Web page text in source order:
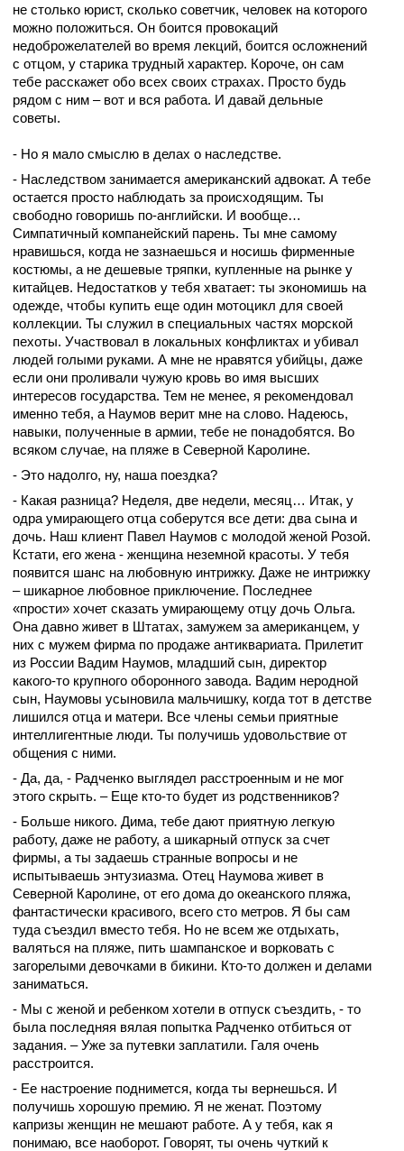
не столько юрист, сколько советчик, человек на которого
можно положиться. Он боится провокаций
недоброжелателей во время лекций, боится осложнений
с отцом, у старика трудный характер. Короче, он сам
тебе расскажет обо всех своих страхах. Просто будь
рядом с ним – вот и вся работа. И давай дельные
советы.
- Но я мало смыслю в делах о наследстве.
- Наследством занимается американский адвокат. А тебе
остается просто наблюдать за происходящим. Ты
свободно говоришь по-английски. И вообще…
Симпатичный компанейский парень. Ты мне самому
нравишься, когда не зазнаешься и носишь фирменные
костюмы, а не дешевые тряпки, купленные на рынке у
китайцев. Недостатков у тебя хватает: ты экономишь на
одежде, чтобы купить еще один мотоцикл для своей
коллекции. Ты служил в специальных частях морской
пехоты. Участвовал в локальных конфликтах и убивал
людей голыми руками. А мне не нравятся убийцы, даже
если они проливали чужую кровь во имя высших
интересов государства. Тем не менее, я рекомендовал
именно тебя, а Наумов верит мне на слово. Надеюсь,
навыки, полученные в армии, тебе не понадобятся. Во
всяком случае, на пляже в Северной Каролине.
- Это надолго, ну, наша поездка?
- Какая разница? Неделя, две недели, месяц… Итак, у
одра умирающего отца соберутся все дети: два сына и
дочь. Наш клиент Павел Наумов с молодой женой Розой.
Кстати, его жена - женщина неземной красоты. У тебя
появится шанс на любовную интрижку. Даже не интрижку
– шикарное любовное приключение. Последнее
«прости» хочет сказать умирающему отцу дочь Ольга.
Она давно живет в Штатах, замужем за американцем, у
них с мужем фирма по продаже антиквариата. Прилетит
из России Вадим Наумов, младший сын, директор
какого-то крупного оборонного завода. Вадим неродной
сын, Наумовы усыновила мальчишку, когда тот в детстве
лишился отца и матери. Все члены семьи приятные
интеллигентные люди. Ты получишь удовольствие от
общения с ними.
- Да, да, - Радченко выглядел расстроенным и не мог
этого скрыть. – Еще кто-то будет из родственников?
- Больше никого. Дима, тебе дают приятную легкую
работу, даже не работу, а шикарный отпуск за счет
фирмы, а ты задаешь странные вопросы и не
испытываешь энтузиазма. Отец Наумова живет в
Северной Каролине, от его дома до океанского пляжа,
фантастически красивого, всего сто метров. Я бы сам
туда съездил вместо тебя. Но не всем же отдыхать,
валяться на пляже, пить шампанское и ворковать с
загорелыми девочками в бикини. Кто-то должен и делами
заниматься.
- Мы с женой и ребенком хотели в отпуск съездить, - то
была последняя вялая попытка Радченко отбиться от
задания. – Уже за путевки заплатили. Галя очень
расстроится.
- Ее настроение поднимется, когда ты вернешься. И
получишь хорошую премию. Я не женат. Поэтому
капризы женщин не мешают работе. А у тебя, как я
понимаю, все наоборот. Говорят, ты очень чуткий к